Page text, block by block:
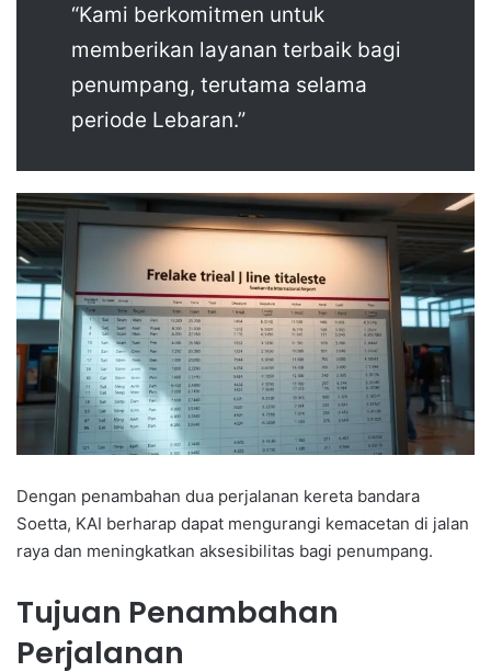
“Kami berkomitmen untuk
memberikan layanan terbaik bagi
penumpang, terutama selama
periode Lebaran.”
Dengan penambahan dua perjalanan kereta bandara
Soetta, KAI berharap dapat mengurangi kemacetan di jalan
raya dan meningkatkan aksesibilitas bagi penumpang.
Tujuan Penambahan
Perjalanan